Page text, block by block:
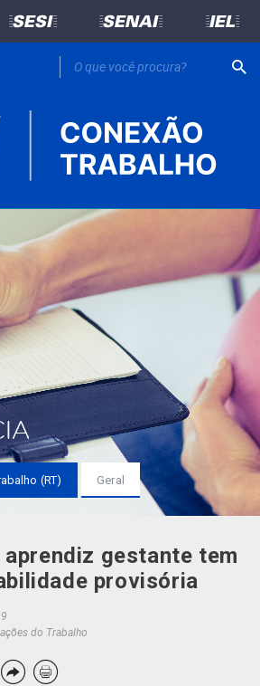
=SESI= =SENAI= =IEL=
(RT) Geral
gestante tem
provisória
do Trabalho